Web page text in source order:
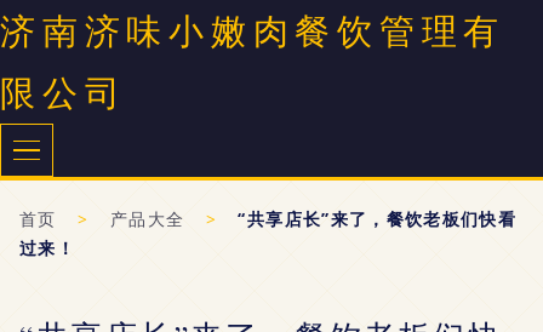
济南济味小嫩肉餐饮管理有
限公司
首页 > 产品大全 >
“共享店长”来了，餐饮老板们快看
过来！